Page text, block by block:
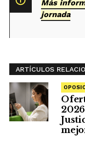
Más
jornada
ARTÍCULOS